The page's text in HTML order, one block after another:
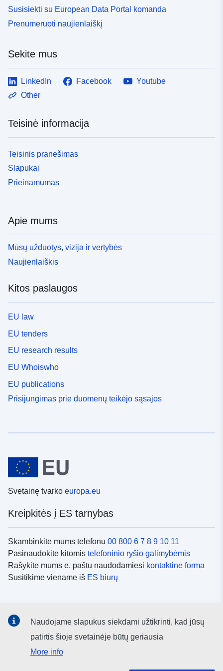
Susisiekti su European Data Portal komanda
Prenumeruoti naujienlaiškį
Sekite mus
LinkedIn Facebook
Youtube
Other
Teisinė informacija
Teisinis pranešimas
Slapukai
Prieinamumas
Apie mums
Mūsų užduotys, vizija ir vertybės
Naujienlaiškis
Kitos paslaugos
EU law
EU tenders
EU research results
EU Whoiswho
EU publications
Prisijungimas prie duomenų teikėjo sąsajos
Svetainę tvarko europa.eu
Kreipkitės į ES tarnybas
Skambinkite mums telefonu 00 800 6 7 8 9 10 11
Pasinaudokite kitomis telefoninio ryšio galimybėmis
Rašykite mums e. paštu naudodamiesi kontaktine forma
Susitikime viename iš ES biurų
socialinių tinklų kanalai
Naudojame slapukus siekdami užtikrinti, kad jūsų
patirtis šioje svetainėje būtų geriausia
More info